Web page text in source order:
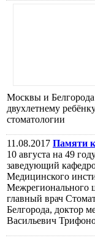
Москвы и
двухлетнему
стоматологии
11.08.2017 Памяти
10 августа на 49
заведующий
Медицинского
Межрегионального
главный врач
Белгорода, доктор
Васильевич